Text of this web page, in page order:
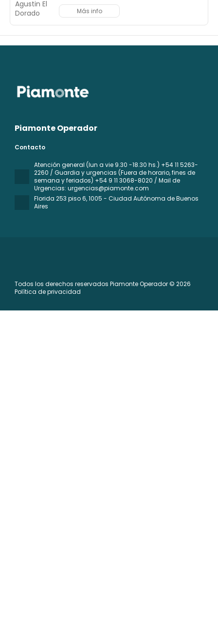
Más info
Piamonte Operador
Contacto
Atención general (lun a vie 9.30 -18.30 hs.) +54 11 5263-
2260 / Guardia y urgencias (Fuera de horario, fines de
semana y feriados) +54 9 11 3068-8020 / Mail de
Urgencias: urgencias@piamonte.com
Florida 253 piso 6, 1005 - Ciudad Autónoma de Buenos
Aires
Todos los derechos reservados Piamonte Operador © 2026
Política de privacidad